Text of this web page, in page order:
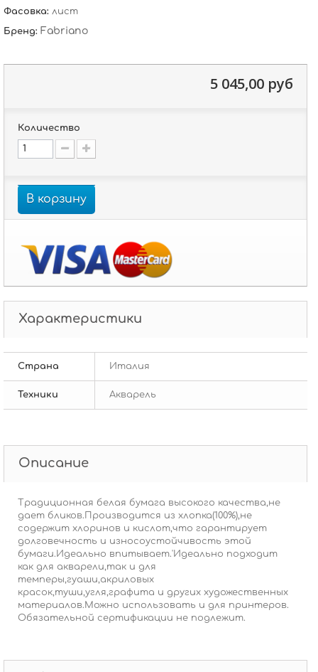
Фасовка: лист
Бренд: Fabriano
5 045,00 руб
Количество
В корзину
Характеристики
Страна Италия
Техники Акварель
Описание
Традиционная белая бумага высокого качества,не
дает бликов.Производится из хлопка(100%),не
содержит хлоринов и кислот,что гарантирует
долговечность и износоустойчивость этой
бумаги.Идеально впитывает.'Идеально подходит
как для акварели,так и для
темперы,гуаши,акриловых
красок,туши,угля,графита и других художественных
материалов.Можно использовать и для принтеров.
Обязательной сертификации не подлежит.